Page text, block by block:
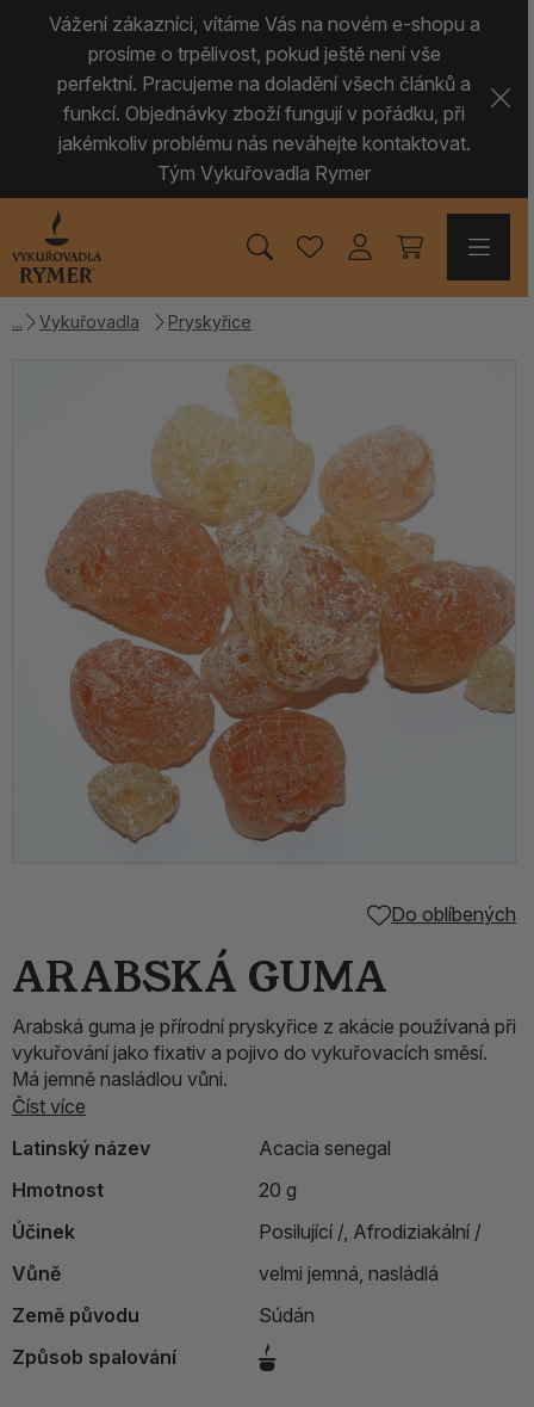
Vážení zákazníci, vítáme Vás na novém e-shopu a
prosíme o trpělivost, pokud ještě není vše
perfektní. Pracujeme na doladění všech článků a
funkcí. Objednávky zboží fungují v pořádku, při
jakémkoliv problému nás neváhejte kontaktovat.
Tým Vykuřovadla Rymer
Vykuřovadla Pryskyřice
Do oblíbených
ARABSKÁ GUMA
Arabská guma je přírodní pryskyřice z akácie používaná při
vykuřování jako fixativ a pojivo do vykuřovacích směsí.
Má jemně nasládlou vůni.
Číst více
Latinský název
Acacia senegal
Hmotnost
20 g
Účinek
Posilující /, Afrodiziakální /
Vůně
velmi jemná, nasládlá
Země původu
Súdán
Způsob spalování